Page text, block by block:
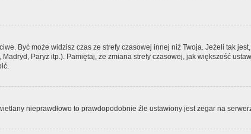
Być może widzisz czas ze strefy czasowej innej niż Twoja. Jeżeli tak
Paryż itp.). Pamiętaj, że zmiana strefy czasowej, jak większość
nieprawdłowo to prawdopodobnie źle ustawiony jest zegar na